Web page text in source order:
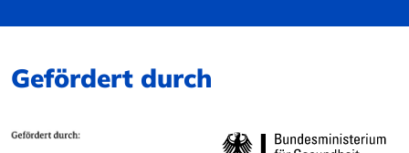
Gefördert durch